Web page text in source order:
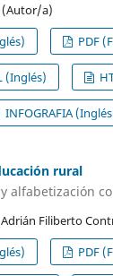
(Autor/a)
PDF
(Inglés)
INFOGRAFIA
rural
alfabetización
Adrián Filiberto
PDF